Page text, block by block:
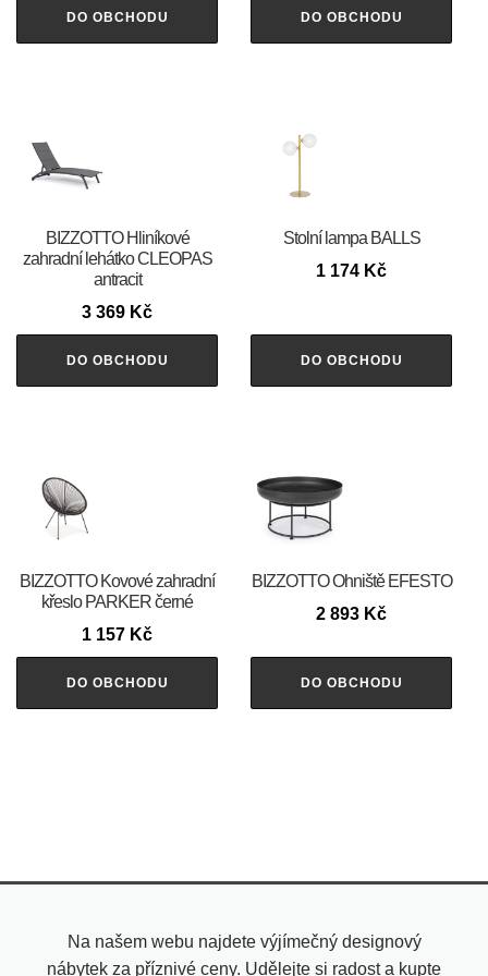
DO OBCHODU DO OBCHODU
BIZZOTTO Hliníkové
zahradní lehátko CLEOPAS
antracit
3 369 Kč
DO OBCHODU
Stolní lampa BALLS
1 174 Kč
DO OBCHODU
BIZZOTTO Kovové zahradní
křeslo PARKER černé
1 157 Kč
DO OBCHODU
BIZZOTTO Ohniště EFESTO
2 893 Kč
DO OBCHODU
Na našem webu najdete výjímečný designový
nábytek za příznivé ceny. Udělejte si radost a kupte